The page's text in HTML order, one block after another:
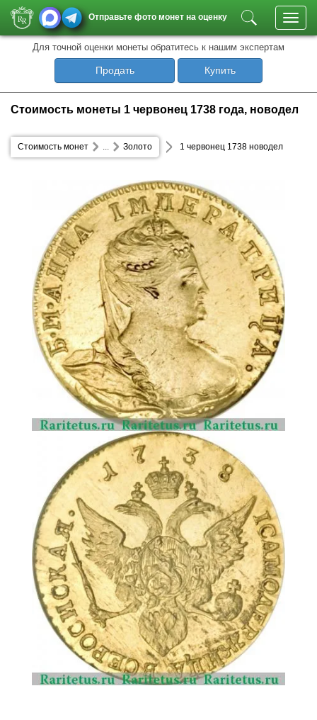
Отправьте фото монет на оценку
Для точной оценки монеты обратитесь к нашим экспертам
Продать Купить
Стоимость монеты 1 червонец 1738 года, новодел
Стоимость монет Золото
... 1 червонец 1738 новодел